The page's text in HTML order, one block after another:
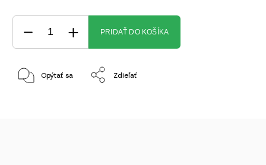
PRIDAŤ DO KOŠÍKA
Opýtať sa Zdieľať